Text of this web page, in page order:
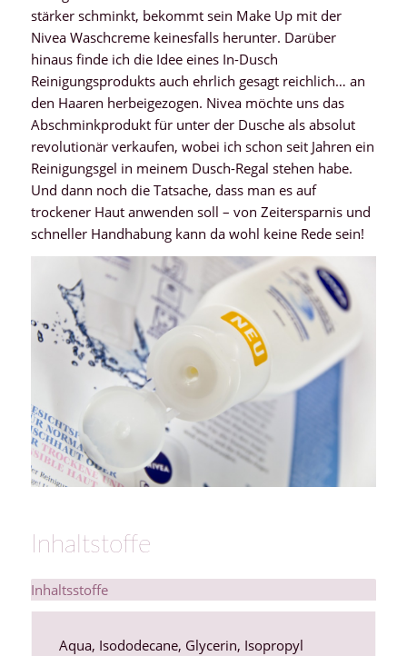
stärker schminkt, bekommt sein Make Up mit der
Nivea Waschcreme keinesfalls herunter. Darüber
hinaus finde ich die Idee eines In-Dusch
Reinigungsprodukts auch ehrlich gesagt reichlich… an
den Haaren herbeigezogen. Nivea möchte uns das
Abschminkprodukt für unter der Dusche als absolut
revolutionär verkaufen, wobei ich schon seit Jahren ein
Reinigungsgel in meinem Dusch-Regal stehen habe.
Und dann noch die Tatsache, dass man es auf
trockener Haut anwenden soll – von Zeitersparnis und
schneller Handhabung kann da wohl keine Rede sein!
Inhaltstoffe
Inhaltsstoffe
Aqua, Isododecane, Glycerin, Isopropyl